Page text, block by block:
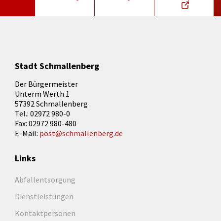
Stadt Schmallenberg
Der Bürgermeister
Unterm Werth 1
57392 Schmallenberg
Tel.: 02972 980-0
Fax: 02972 980-480
E-Mail: post@schmallenberg.de
Links
Abfallentsorgung
Dienstleistungen
Kontaktpersonen